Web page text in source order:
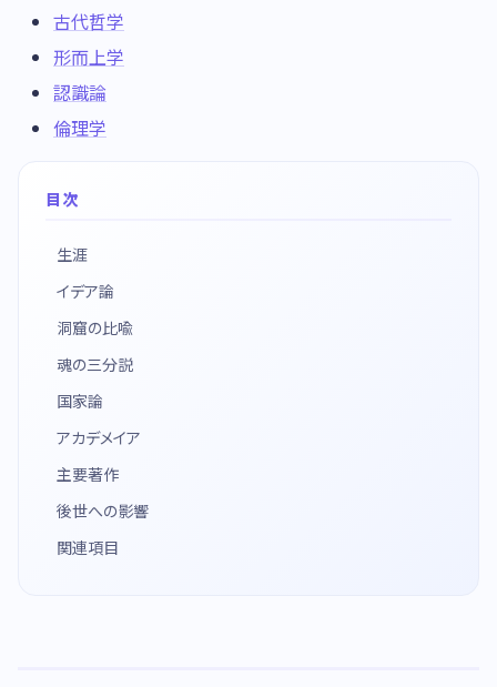
古代哲学
形而上学
認識論
倫理学
目次
生涯
イデア論
洞窟の比喩
魂の三分説
国家論
アカデメイア
主要著作
後世への影響
関連項目